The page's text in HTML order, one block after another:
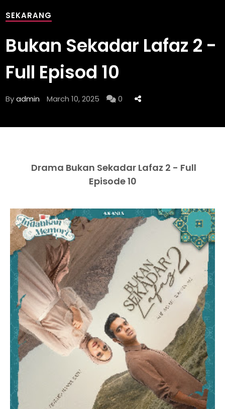
SEKARANG
Bukan Sekadar Lafaz 2 -
Full Episod 10
Byadmin March 10, 2025 0
Drama Bukan Sekadar Lafaz 2 - Full
Episode 10